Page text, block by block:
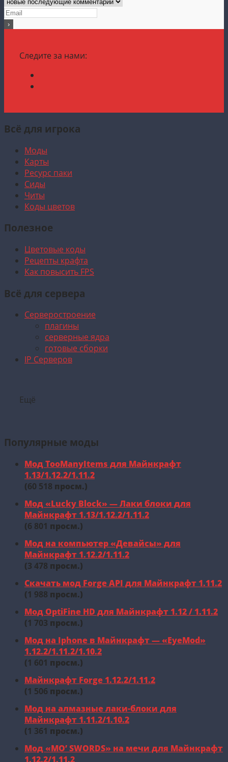
Следите за нами:
Всё для игрока
Моды
Карты
Ресурс паки
Сиды
Читы
Коды цветов
Полезное
Цветовые коды
Рецепты крафта
Как повысить FPS
Всё для сервера
Серверостроение
плагины
серверные ядра
готовые сборки
IP Серверов
Ещё
Популярные моды
Мод TooManyItems для Майнкрафт
1.13/1.12.2/1.11.2
(60 518 просм.)
Мод «Lucky Block» — Лаки блоки для
Майнкрафт 1.13/1.12.2/1.11.2
(6 801 просм.)
Мод на компьютер «Девайсы» для
Майнкрафт 1.12.2/1.11.2
(3 478 просм.)
Скачать мод Forge API для Майнкрафт 1.11.2
(1 988 просм.)
Мод OptiFine HD для Майнкрафт 1.12 / 1.11.2
(1 703 просм.)
Мод на Iphone в Майнкрафт — «EyeMod»
1.12.2/1.11.2/1.10.2
(1 601 просм.)
Майнкрафт Forge 1.12.2/1.11.2
(1 506 просм.)
Мод на алмазные лаки-блоки для
Майнкрафт 1.11.2/1.10.2
(1 361 просм.)
Мод «MO’ SWORDS» на мечи для Майнкрафт
1.12.2/1.11.2